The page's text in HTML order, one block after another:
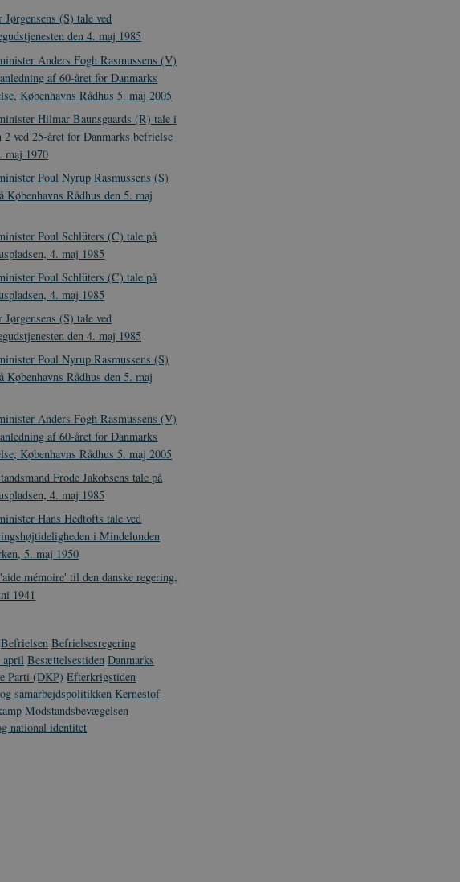
Jørgensens (S) tale ved
den 4. maj 1985
Anders Fogh Rasmussens (V)
af 60-året for Danmarks
Københavns Rådhus 5. maj 2005
Hilmar Baunsgaards (R) tale i
2 ved 25-året for Danmarks befrielse
maj 1970
Poul Nyrup Rasmussens (S)
Københavns Rådhus den 5. maj
Poul Schlüters (C) tale på
4. maj 1985
Poul Schlüters (C) tale på
4. maj 1985
Jørgensens (S) tale ved
den 4. maj 1985
Poul Nyrup Rasmussens (S)
Københavns Rådhus den 5. maj
Anders Fogh Rasmussens (V)
af 60-året for Danmarks
Københavns Rådhus 5. maj 2005
Frode Jakobsens tale på
4. maj 1985
Hans Hedtofts tale ved
i Mindelunden
5. maj 1950
mémoire' til den danske regering,
1941
Befrielsen Befrielsesregering
april Besættelsestiden Danmarks
Parti (DKP) Efterkrigstiden
samarbejdspolitikken Kernestof
Modstandsbevægelsen
national identitet